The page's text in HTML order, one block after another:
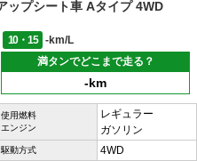
ップシート車 Aタイプ 4WD
10・15
-km/L
満タンでどこまで走る？
-km
使用燃料
エンジン
レギュラー
ガソリン
駆動方式 4WD